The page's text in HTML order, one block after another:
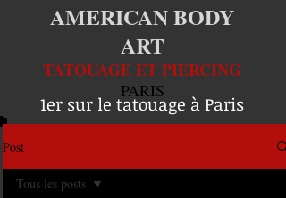
AMERICAN BODY
ART
TATOUAGE ET PIERCING
PARIS
1er sur le tatouage à Paris
Post
Tous les posts